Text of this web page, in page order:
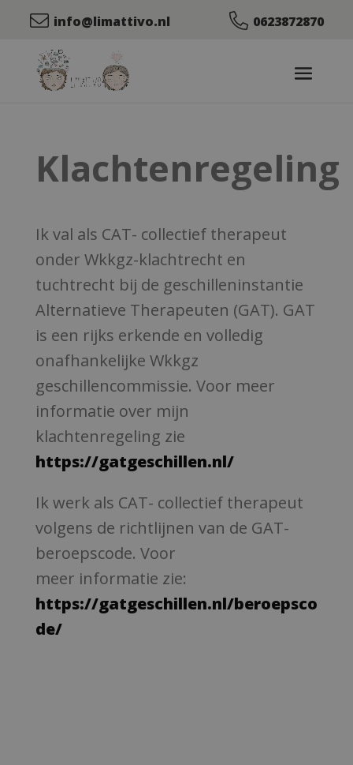
info@limattivo.nl 0623872870
Klachtenregeling
Ik val als CAT- collectief therapeut
onder Wkkgz-klachtrecht en
tuchtrecht bij de geschilleninstantie
Alternatieve Therapeuten (GAT). GAT
is een rijks erkende en volledig
onafhankelijke Wkkgz
geschillencommissie. Voor meer
informatie over mijn
klachtenregeling zie
https://gatgeschillen.nl/
Ik werk als CAT- collectief therapeut
volgens de richtlijnen van de GAT-
beroepscode. Voor
meer informatie zie:
https://gatgeschillen.nl/beroepsco
de/